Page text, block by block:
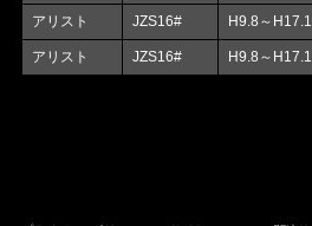
アリスト JZS16# H9.8～H17.1
アリスト JZS16# H9.8～H17.1